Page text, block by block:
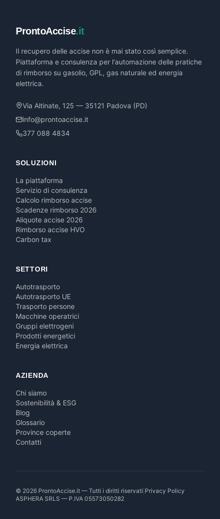
ProntoAccise.it
Il recupero delle accise non è mai stato così semplice.
Piattaforma e consulenza per l'automazione delle pratiche
di rimborso su gasolio, GPL, gas naturale ed energia
elettrica.
Via Altinate, 125 — 35121 Padova (PD)
info@prontoaccise.it
377 088 4834
SOLUZIONI
La piattaforma
Servizio di consulenza
Calcolo rimborso accise
Scadenze rimborso 2026
Aliquote accise 2026
Rimborso accise HVO
Carbon tax
SETTORI
Autotrasporto
Autotrasporto UE
Trasporto persone
Macchine operatrici
Gruppi elettrogeni
Prodotti energetici
Energia elettrica
AZIENDA
Chi siamo
Sostenibilità & ESG
Blog
Glossario
Province coperte
Contatti
© 2026 ProntoAccise.it — Tutti i diritti riservati Privacy Policy
ASPHERA SRLS — P.IVA 05573050282